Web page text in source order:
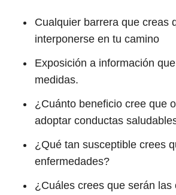
Cualquier barrera que creas
interponerse en tu camino
Exposición a información
medidas.
¿Cuánto beneficio cree que
adoptar conductas
¿Qué tan susceptible crees
enfermedades?
¿Cuáles crees que serán las